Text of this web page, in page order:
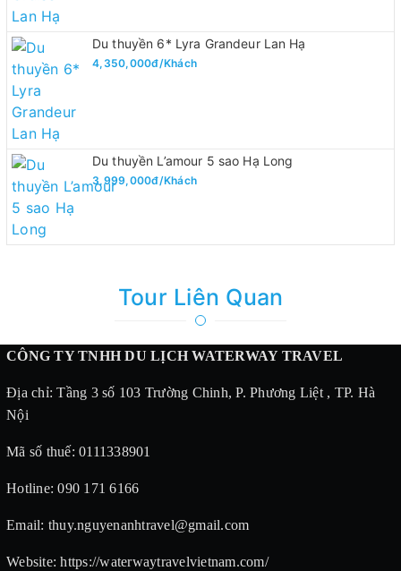
Du thuyền 6* Lyra Grandeur Lan Hạ
4,350,000đ/Khách
Du thuyền L’amour 5 sao Hạ Long
3,999,000đ/Khách
Tour Liên Quan
CÔNG TY TNHH DU LỊCH WATERWAY TRAVEL
Địa chỉ: Tầng 3 số 103 Trường Chinh, P. Phương Liệt , TP. Hà
Nội
Mã số thuế: 0111338901
Hotline: 090 171 6166
Email: thuy.nguyenanhtravel@gmail.com
Website: https://waterwaytravelvietnam.com/